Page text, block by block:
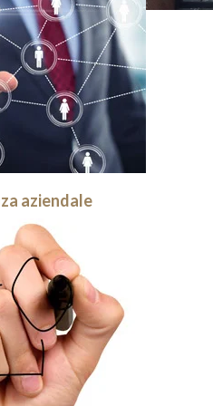
aziendale